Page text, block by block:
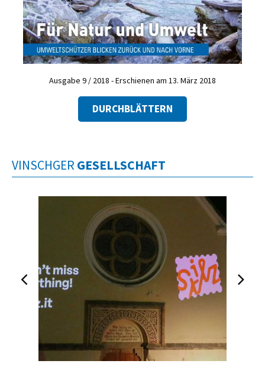
Ausgabe 9 / 2018 - Erschienen am 13. März 2018
DURCHBLÄTTERN
VINSCHGER GESELLSCHAFT